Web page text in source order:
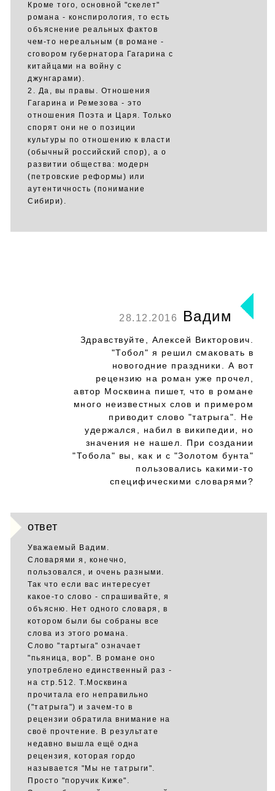
Кроме того, основной "скелет"
романа - конспирология, то есть
объяснение реальных фактов
чем-то нереальным (в романе -
сговором губернатора Гагарина с
китайцами на войну с
джунгарами).
2. Да, вы правы. Отношения
Гагарина и Ремезова - это
отношения Поэта и Царя. Только
спорят они не о позиции
культуры по отношению к власти
(обычный российский спор), а о
развитии общества: модерн
(петровские реформы) или
аутентичность (понимание
Сибири).
28.12.2016 Вадим
Здравствуйте, Алексей Викторович.
"Тобол" я решил смаковать в
новогодние праздники. А вот
рецензию на роман уже прочел,
автор Москвина пишет, что в романе
много неизвестных слов и примером
приводит слово "татрыга". Не
удержался, набил в википедии, но
значения не нашел. При создании
"Тобола" вы, как и с "Золотом бунта"
пользовались какими-то
специфическими словарями?
ответ
Уважаемый Вадим.
Словарями я, конечно,
пользовался, и очень разными.
Так что если вас интересует
какое-то слово - спрашивайте, я
объясню. Нет одного словаря, в
котором были бы собраны все
слова из этого романа.
Слово "тартыга" означает
"пьяница, вор". В романе оно
употреблено единственный раз -
на стр.512. Т.Москвина
прочитала его неправильно
("татрыга") и зачем-то в
рецензии обратила внимание на
своё прочтение. В результате
недавно вышла ещё одна
рецензия, которая гордо
называется "Мы не татрыги".
Просто "поручик Киже".